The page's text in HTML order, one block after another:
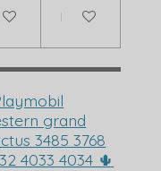
Verfügbarkeit
Bei
grand
3485 3768
4033 4034 🌵